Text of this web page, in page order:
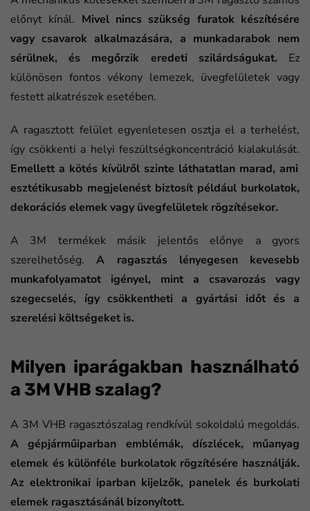
előnyt kínál. Mivel nincs szükség furatok készítésére
vagy csavarok alkalmazására, a munkadarabok nem
sérülnek, és megőrzik eredeti szilárdságukat. Ez
különösen fontos vékony lemezek, üvegfelületek vagy
festett alkatrészek esetében.
A ragasztott felület egyenletesen osztja el a terhelést,
így csökkenti a helyi feszültségkoncentráció kialakulását.
Emellett a kötés kívülről szinte láthatatlan marad, ami
esztétikusabb megjelenést biztosít például burkolatok,
dekorációs elemek vagy üvegfelületek rögzítésekor.
A 3M termékek másik jelentős előnye a gyors
szerelhetőség.A ragasztás lényegesen kevesebb
munkafolyamatot igényel, mint a csavarozás vagy
szegecselés, így csökkentheti a gyártási időt és a
szerelési költségeket is.
Milyen iparágakban használható
a 3M VHB szalag?
A 3M VHB ragasztószalag rendkívül sokoldalú megoldás.
A gépjárműiparban emblémák, díszlécek, műanyag
elemek és különféle burkolatok rögzítésére használják.
Az elektronikai iparban kijelzők, panelek és burkolati
elemek ragasztásánál bizonyított.